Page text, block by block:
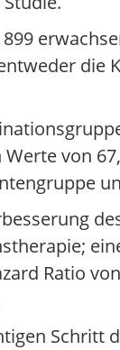
von
Ratio
Schritt